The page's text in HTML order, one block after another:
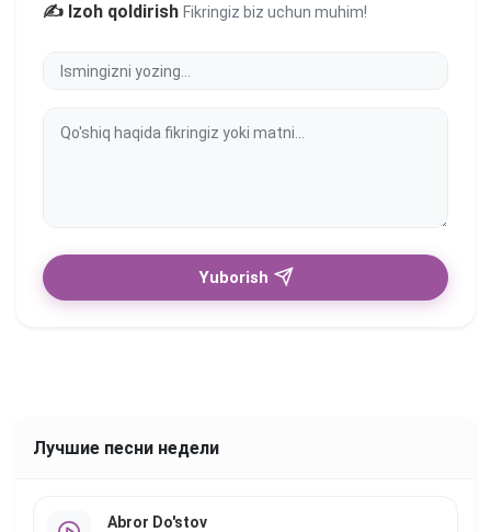
✍️ Izoh qoldirish Fikringiz biz uchun muhim!
Yuborish
Лучшие песни недели
Abror Do'stov